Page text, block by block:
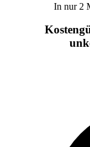
In nur 2